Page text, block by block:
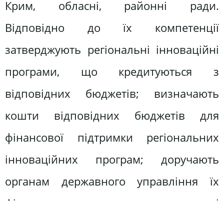
Крим, обласні, районні ради.
Відповідно до їх компетенції
затверджують регіональні інноваційні
програми, що кредитуються з
відповідних бюджетів; визначають
кошти відповідних бюджетів для
фінансової підтримки регіональних
інноваційних програм; доручають
органам державного управління їх